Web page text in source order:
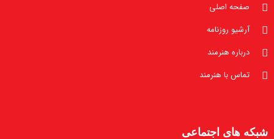
صفحه اصلی
آرشیو روزنامه
درباره هنرمند
تماس با هنرمند
شبکه های اجتماعی